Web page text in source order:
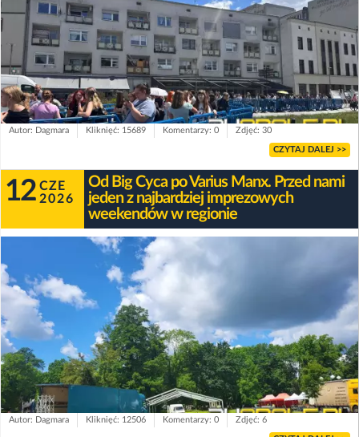
Autor: Dagmara Kliknięć: 15689 Komentarzy: 0 Zdjęć: 30
CZYTAJ DALEJ >>
12 CZE
2026
Od Big Cyca po Varius Manx. Przed nami
jeden z najbardziej imprezowych
weekendów w regionie
Autor: Dagmara Kliknięć: 12506 Komentarzy: 0 Zdjęć: 6